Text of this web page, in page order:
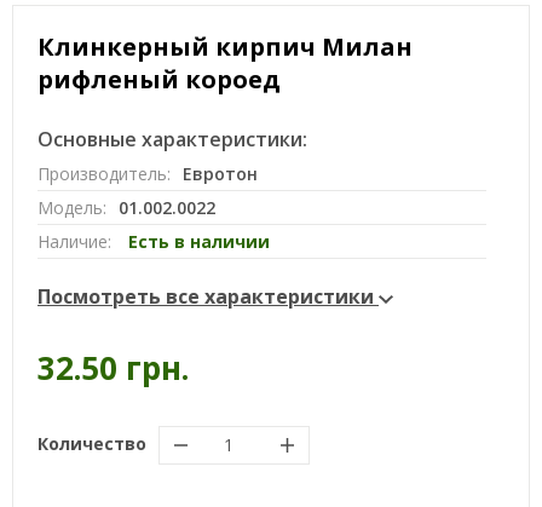
Клинкерный кирпич Милан
рифленый короед
Основные характеристики:
Производитель:
Евротон
Модель:
01.002.0022
Наличие:
Есть в наличии
Посмотреть все характеристики
32.50 грн.
Количество